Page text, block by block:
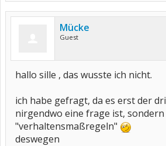
Mücke
Guest
hallo sille , das wusste ich nicht.
ich habe gefragt, da es erst der
nirgendwo eine frage ist, sondern
"verhaltensmaßregeln"
deswegen